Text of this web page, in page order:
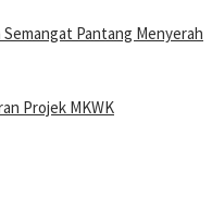
Pantang Menyerah
Projek MKWK